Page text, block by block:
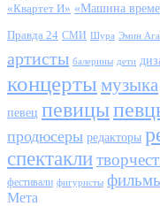
«Квартет И» «Машина
Правда 24 СМИ Шура Эмин
артисты балерины дети
концерты музыка
певец певицы
продюсеры редакторы
спектакли
фестивали фигуристы
Мета